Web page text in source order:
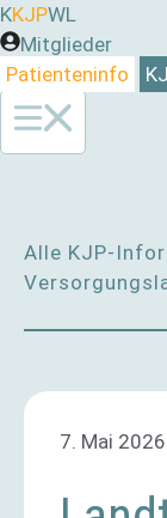
Zum
Inhalt
springen
KKJPWL
Mitglieder
Patienteninfo
Alle KJP-
7. Mai 2026